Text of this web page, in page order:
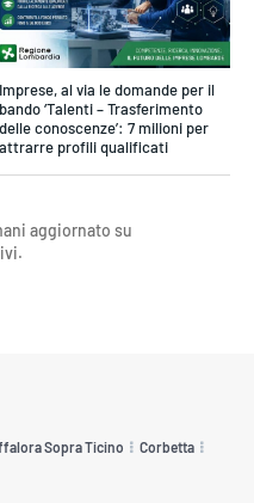
Imprese, al via le domande per il
bando ‘Talenti – Trasferimento
delle conoscenze’: 7 milioni per
attrarre profili qualificati
aggiornato su
Sopra Ticino Corbetta